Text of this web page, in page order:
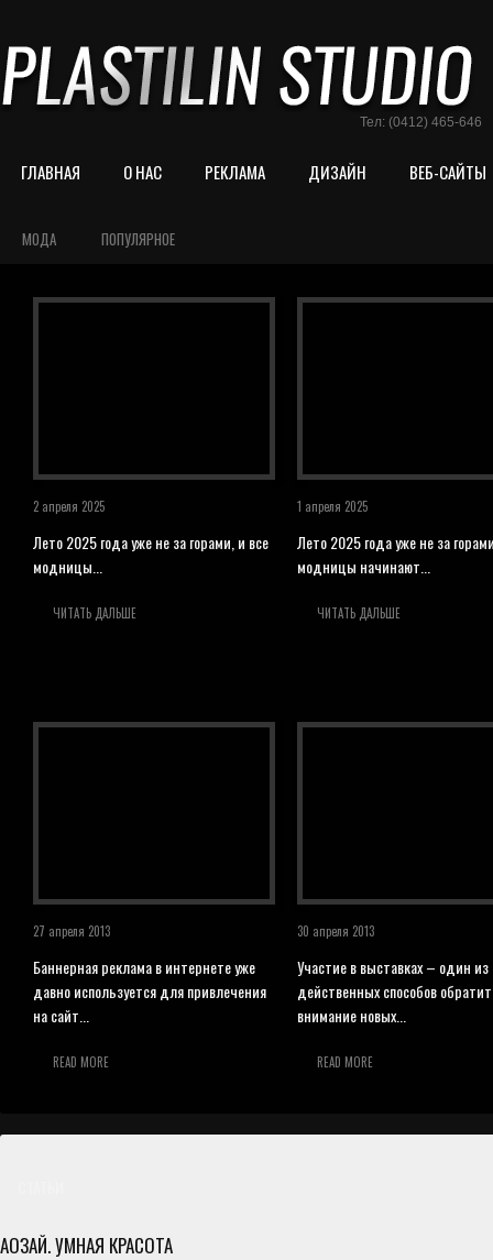
Тел: (0412) 465-646
ГЛАВНАЯ О НАС РЕКЛАМА ДИЗАЙН ВЕБ-САЙТЫ
МОДА ПОПУЛЯРНОЕ
2 апреля 2025
Лето 2025 года уже не за горами, и все
модницы...
ЧИТАТЬ ДАЛЬШЕ
1 апреля 2025
Лето 2025 года уже не за
модницы начинают...
ЧИТАТЬ ДАЛЬШЕ
27 апреля 2013
Баннерная реклама в интернете уже
давно используется для привлечения
на сайт...
READ MORE
30 апреля 2013
Участие в выставках – один из
действенных способов
внимание новых...
READ MORE
АОЗАЙ. УМНАЯ КРАСОТА